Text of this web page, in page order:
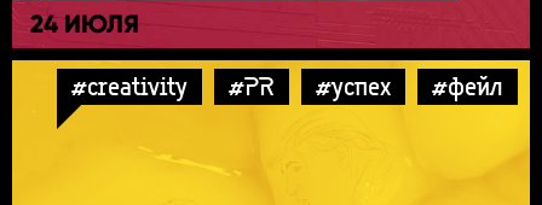
24 ИЮЛЯ
#creativity #PR #успех #фейл